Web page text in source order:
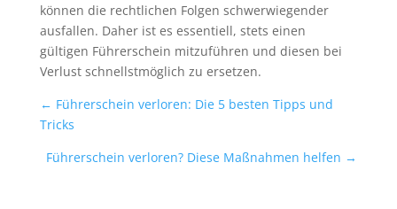
können die rechtlichen Folgen schwerwiegender
ausfallen. Daher ist es essentiell, stets einen
gültigen Führerschein mitzuführen und diesen bei
Verlust schnellstmöglich zu ersetzen.
← Führerschein verloren: Die 5 besten Tipps und
Tricks
Führerschein verloren? Diese Maßnahmen helfen →